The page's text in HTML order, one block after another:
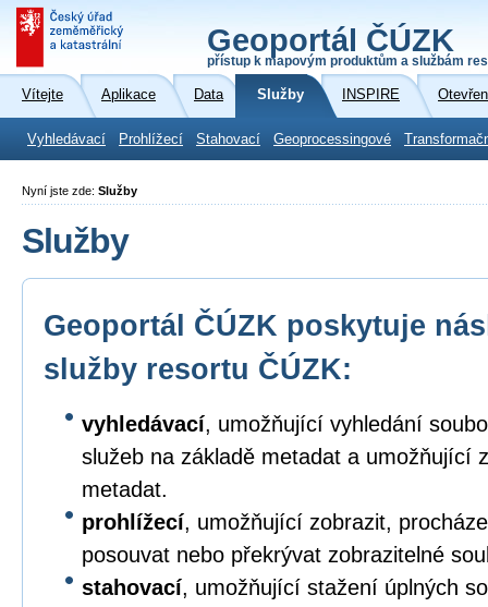
Geoportál ČÚZK
přístup k mapovým produktům a službám
Vítejte Aplikace Data Služby INSPIRE
Vyhledávací Prohlížecí Stahovací Geoprocessingové
Nyní jste zde: Služby
Služby
Geoportál ČÚZK poskytuje
služby resortu ČÚZK:
vyhledávací, umožňující vyhledání
služeb na základě metadat a umožňující
metadat.
prohlížecí, umožňující zobrazit,
posouvat nebo překrývat zobrazitelné
stahovací, umožňující stažení úplných